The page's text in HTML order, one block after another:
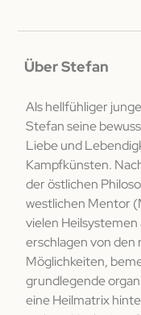
Über Stefan
Als hellfühliger
Stefan seine
Liebe und
Kampfkünsten.
der östlichen
westlichen Mentor
vielen
erschlagen von den
Möglichkeiten,
grundlegende
eine Heilmatrix